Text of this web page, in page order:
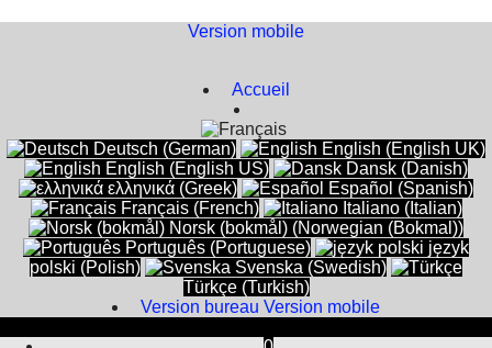
Sonstige Gestelle für Feuerwerker und
Abschussgestelle aus PE und Aluminium für Vulkane,
Version mobile
Accueil
Deutsch (German)
English (English UK)
English (English US)
Dansk (Danish)
ελληνικά (Greek)
Español (Spanish)
Français (French)
Italiano (Italian)
Norsk (bokmål) (Norwegian (Bokmal))
Português (Portuguese)
język
polski (Polish)
Svenska (Swedish)
Türkçe (Turkish)
Version bureau Version mobile